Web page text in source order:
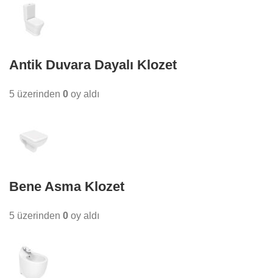
Antik Duvara Dayalı Klozet
5 üzerinden 0 oy aldı
Bene Asma Klozet
5 üzerinden 0 oy aldı